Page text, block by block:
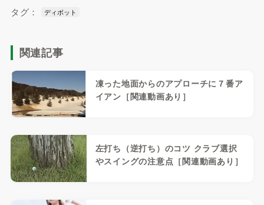
タグ： ディボット
関連記事
凍った地面からのアプローチに７番ア
イアン［関連動画あり］
左打ち（逆打ち）のコツ クラブ選択
やスイングの注意点［関連動画あり］